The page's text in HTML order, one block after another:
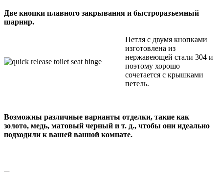
Две кнопки плавного закрывания и быстроразъемный
шарнир.
Петля с двумя кнопками
изготовлена ​​из
нержавеющей стали 304 и
поэтому хорошо
сочетается с крышками
петель.
Возможны различные варианты отделки, такие как
золото, медь, матовый черный и т. д., чтобы они идеально
подходили к вашей ванной комнате.